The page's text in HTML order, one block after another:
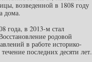
возведенной в 1808 году
дома.
года, в 2013-м стал
родовой
в работе историко-
последних десяти лет.